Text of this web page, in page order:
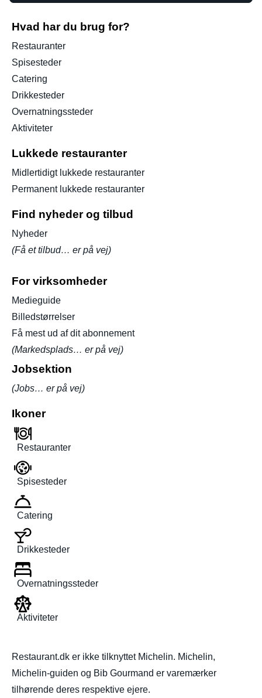
Hvad har du brug for?
Restauranter
Spisesteder
Catering
Drikkesteder
Overnatningssteder
Aktiviteter
Lukkede restauranter
Midlertidigt lukkede restauranter
Permanent lukkede restauranter
Find nyheder og tilbud
Nyheder
(Få et tilbud… er på vej)
For virksomheder
Medieguide
Billedstørrelser
Få mest ud af dit abonnement
(Markedsplads… er på vej)
Jobsektion
(Jobs… er på vej)
Ikoner
Restauranter
Spisesteder
Catering
Drikkesteder
Overnatningssteder
Aktiviteter
Restaurant.dk er ikke tilknyttet Michelin. Michelin,
Michelin-guiden og Bib Gourmand er varemærker
tilhørende deres respektive ejere.